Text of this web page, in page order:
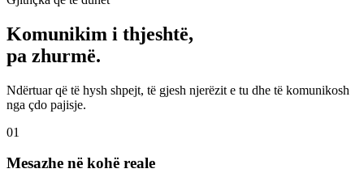
Komunikim i thjeshtë,
pa zhurmë.
Ndërtuar që të hysh shpejt, të gjesh njerëzit e tu dhe të komunikosh
nga çdo pajisje.
01
Mesazhe në kohë reale